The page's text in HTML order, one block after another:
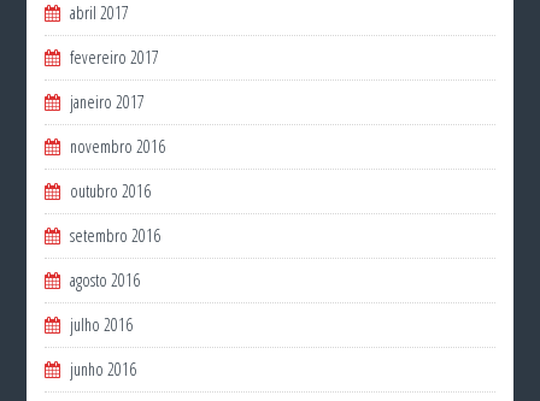
abril 2017
fevereiro 2017
janeiro 2017
novembro 2016
outubro 2016
setembro 2016
agosto 2016
julho 2016
junho 2016